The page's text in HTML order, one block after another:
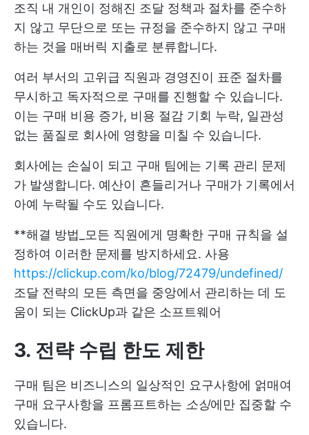
조직 내 개인이 정해진 조달 정책과 절차를 준수하
지 않고 무단으로 또는 규정을 준수하지 않고 구매
하는 것을 매버릭 지출로 분류합니다.
여러 부서의 고위급 직원과 경영진이 표준 절차를
무시하고 독자적으로 구매를 진행할 수 있습니다.
이는 구매 비용 증가, 비용 절감 기회 누락, 일관성
없는 품질로 회사에 영향을 미칠 수 있습니다.
회사에는 손실이 되고 구매 팀에는 기록 관리 문제
가 발생합니다. 예산이 흔들리거나 구매가 기록에서
아예 누락될 수도 있습니다.
**해결 방법_모든 직원에게 명확한 구매 규칙을 설
정하여 이러한 문제를 방지하세요. 사용
https://clickup.com/ko/blog/72479/undefined/
조달 전략의 모든 측면을 중앙에서 관리하는 데 도
움이 되는 ClickUp과 같은 소프트웨어
3. 전략 수립 한도 제한
구매 팀은 비즈니스의 일상적인 요구사항에 얽매여
구매 요구사항을 프롬프트하는 소싱에만 집중할 수
있습니다.